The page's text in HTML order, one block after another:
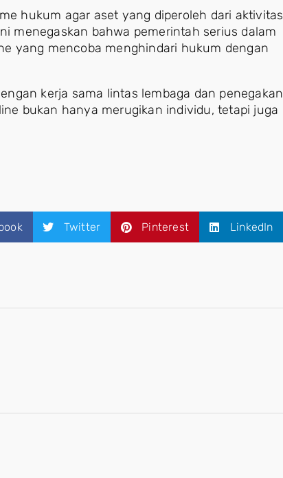
hukum agar aset yang diperoleh dari aktivitas
menegaskan bahwa pemerintah serius dalam
yang mencoba menghindari hukum dengan
kerja sama lintas lembaga dan penegakan
bukan hanya merugikan individu, tetapi juga
Twitter Pinterest LinkedIn